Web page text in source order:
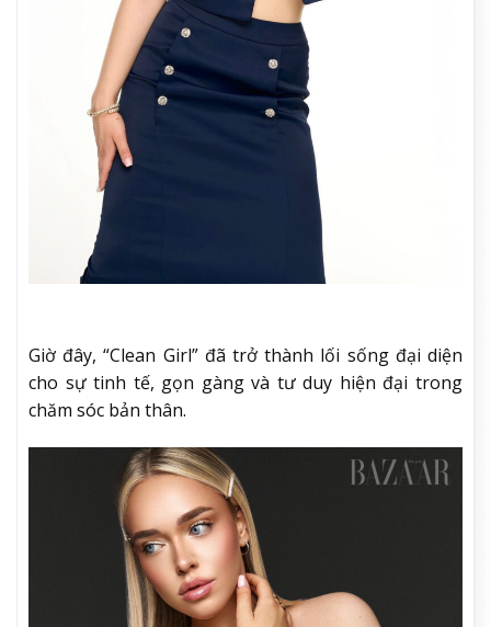
Giờ đây, “Clean Girl” đã trở thành lối sống đại diện
cho sự tinh tế, gọn gàng và tư duy hiện đại trong
chăm sóc bản thân.